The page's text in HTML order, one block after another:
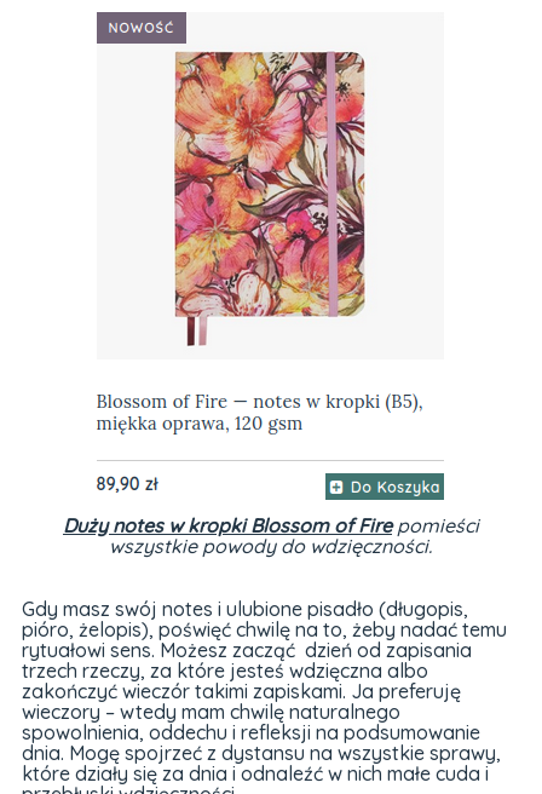
Duży notes w kropki Blossom of Firepomieści
wszystkie powody do wdzięczności.
Gdy masz swój notes i ulubione pisadło (długopis,
pióro, żelopis), poświęć chwilę na to, żeby nadać temu
rytuałowi sens. Możesz zacząć dzień od zapisania
trzech rzeczy, za które jesteś wdzięczna albo
zakończyć wieczór takimi zapiskami. Ja preferuję
wieczory – wtedy mam chwilę naturalnego
spowolnienia, oddechu i refleksji na podsumowanie
dnia. Mogę spojrzeć z dystansu na wszystkie sprawy,
które działy się za dnia i odnaleźć w nich małe cuda i